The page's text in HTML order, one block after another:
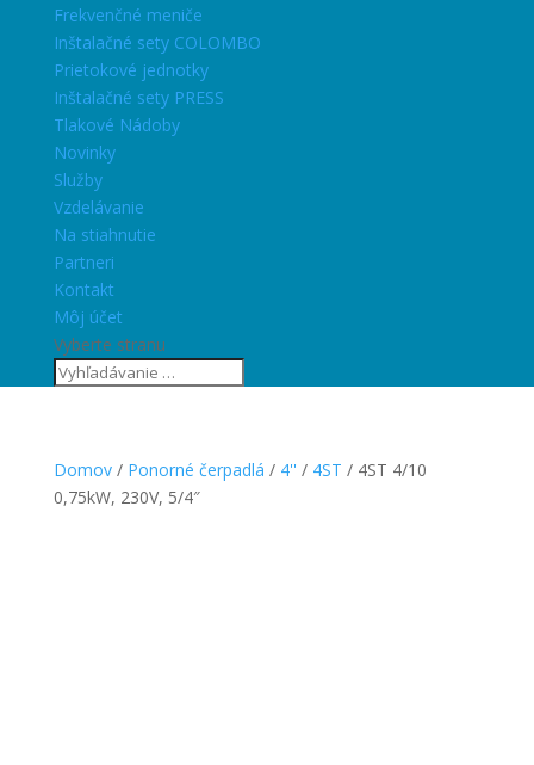
Frekvenčné meniče
Inštalačné sety COLOMBO
Prietokové jednotky
Inštalačné sety PRESS
Tlakové Nádoby
Novinky
Služby
Vzdelávanie
Na stiahnutie
Partneri
Kontakt
Môj účet
Vyberte stranu
Domov/ Ponorné čerpadlá / 4'' / 4ST / 4ST 4/10
0,75kW, 230V, 5/4″